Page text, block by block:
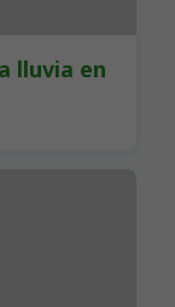
lluvia en